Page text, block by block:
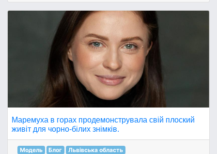
Маремуха в горах продемонструвала свій плоский
живіт для чорно-білих знімків.
Модель Блог Львівська область